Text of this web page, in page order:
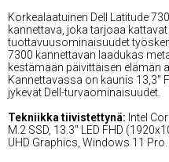
Korkealaatuinen Dell Latitude
kannettava, joka tarjoaa kattavat
tuottavuusominaisuudet
7300 kannettavan laadukas
kestämään päivittäisen elämän
Kannettavassa on kaunis 13,3''
jykevät Dell-turvaominaisuudet.
Tekniikka tiivistettynä: Intel
M.2 SSD, 13.3'' LED FHD
UHD Graphics, Windows 11 Pro.